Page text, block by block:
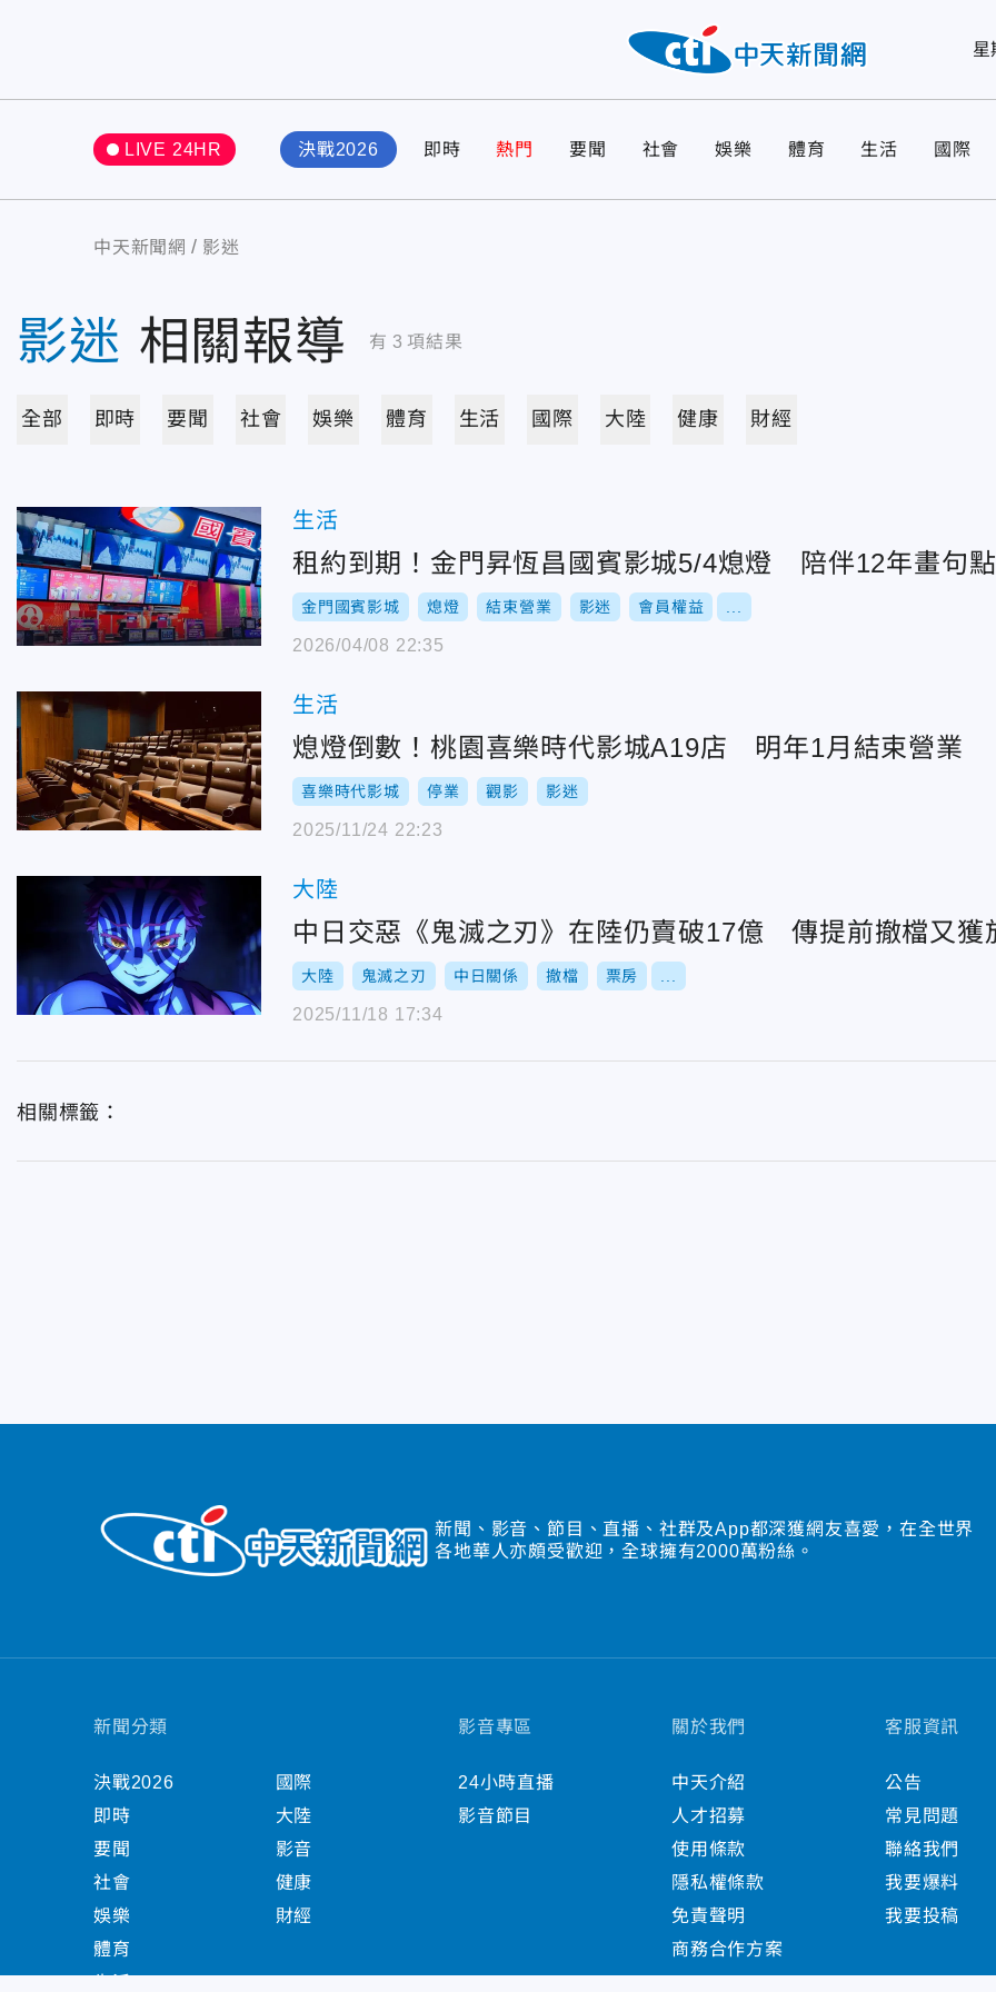
星
LIVE 24HR 決戰2026 即時 熱門 要聞 社會 娛樂 體育 生活 國際
中天新聞網 影迷
影迷 相關報導 有 3 項結果
全部 即時 要聞 社會 娛樂 體育 生活 國際 大陸 健康 財經
生活
租約到期！金門昇恆昌國賓影城5/4熄燈 陪伴12年畫句點
金門國賓影城 熄燈 結束營業 影迷 會員權益
2026/04/08 22:35
生活
熄燈倒數！桃園喜樂時代影城A19店 明年1月結束營業
喜樂時代影城 停業 觀影 影迷
2025/11/24 22:23
大陸
中日交惡《鬼滅之刃》在陸仍賣破17億 傳提前撤檔又獲
大陸 鬼滅之刃 中日關係 撤檔 票房
2025/11/18 17:34
相關標籤：
新聞、影音、節目、直播、社群及App都深獲網友喜愛，在全世界
各地華人亦頗受歡迎，全球擁有2000萬粉絲。
新聞分類
決戰2026
即時
要聞
社會
娛樂
體育
國際
大陸
影音
健康
財經
影音專區
24小時直播
影音節目
關於我們
中天介紹
人才招募
使用條款
隱私權條款
免責聲明
商務合作方案
客服資訊
公告
常見問題
聯絡我們
我要爆料
我要投稿